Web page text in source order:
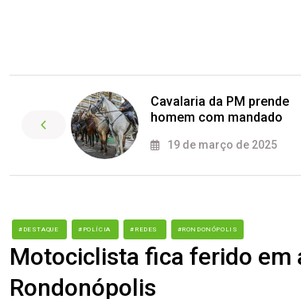
Cavalaria da PM prende
homem com mandado
19 de março de 2025
#DESTAQUE #POLÍCIA #REDES #RONDONÓPOLIS
Motociclista fica ferido em
Rondonópolis